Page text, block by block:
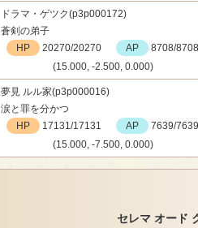
ドラマ・ゲツク(p3p000172)
蒼剣の弟子
HP
20270/20270 AP
8708/8708
(15.000, -2.500, 0.000)
夢見 ルル家(p3p000016)
涙と罪を分かつ
HP
17131/17131 AP
7639/7639
(15.000, -7.500, 0.000)
セレマ オード